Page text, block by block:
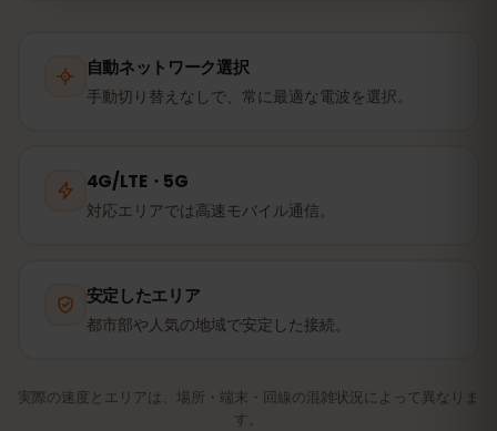
自動ネットワーク選択
手動切り替えなしで、常に最適な電波を選択。
4G/LTE・5G
対応エリアでは高速モバイル通信。
安定したエリア
都市部や人気の地域で安定した接続。
実際の速度とエリアは、場所・端末・回線の混雑状況によって異なりま
す。